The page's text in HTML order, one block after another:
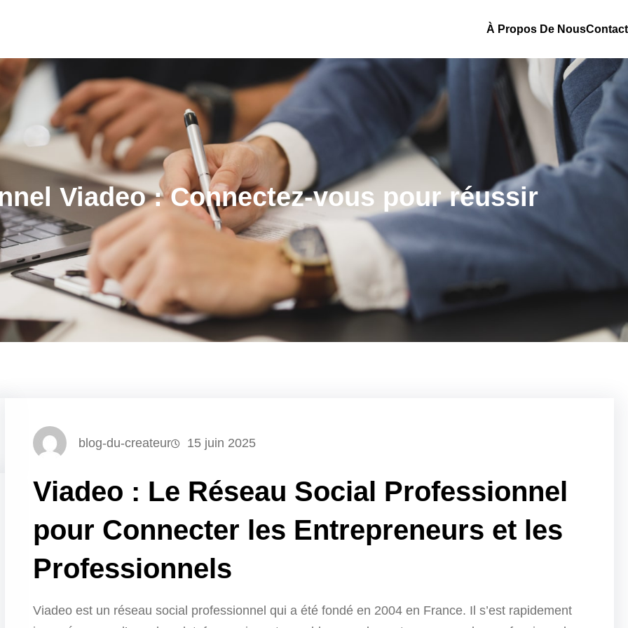
À Propos De NousContact
Viadeo : Connectez-vous pour réussir
blog-du-createur 15 juin 2025
Viadeo : Le Réseau Social Professionnel
pour Connecter les Entrepreneurs et les
Professionnels
Viadeo est un réseau social professionnel qui a été fondé en 2004 en France. Il s’est rapidement